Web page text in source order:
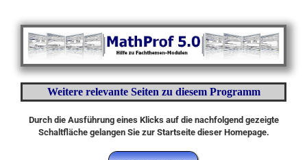
Weitere relevante Seiten zu diesem Programm
Durch die Ausführung eines Klicks auf die nachfolgend gezeigte
Schaltfläche gelangen Sie zur Startseite dieser Homepage.